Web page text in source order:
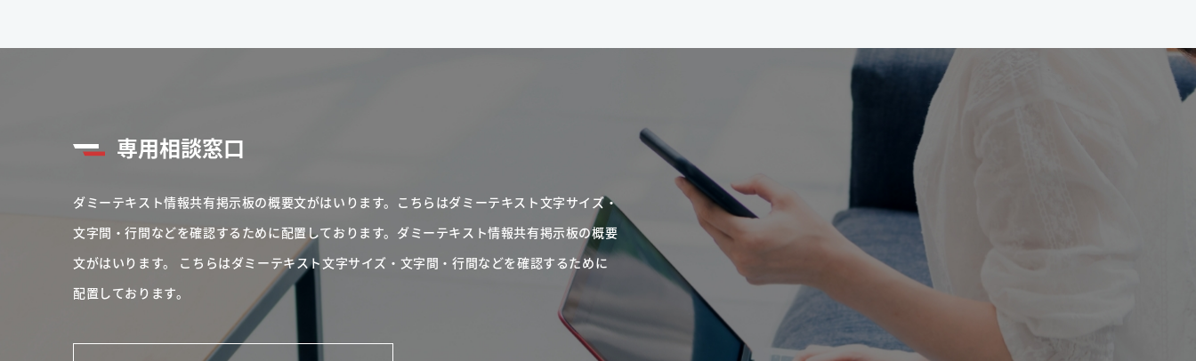
専用相談窓口
ダミーテキスト情報共有掲示板の概要文がはいります。こちらはダミーテキスト文字サイズ・
文字間・行間などを確認するために配置しております。ダミーテキスト情報共有掲示板の概要
文がはいります。 こちらはダミーテキスト文字サイズ・文字間・行間などを確認するために
配置しております。